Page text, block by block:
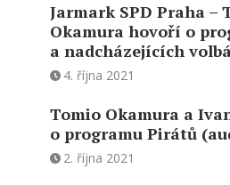
Jarmark SPD Praha –
Okamura hovoří o
a nadcházejících
4. října 2021
Tomio Okamura a
o programu Pirátů
2. října 2021